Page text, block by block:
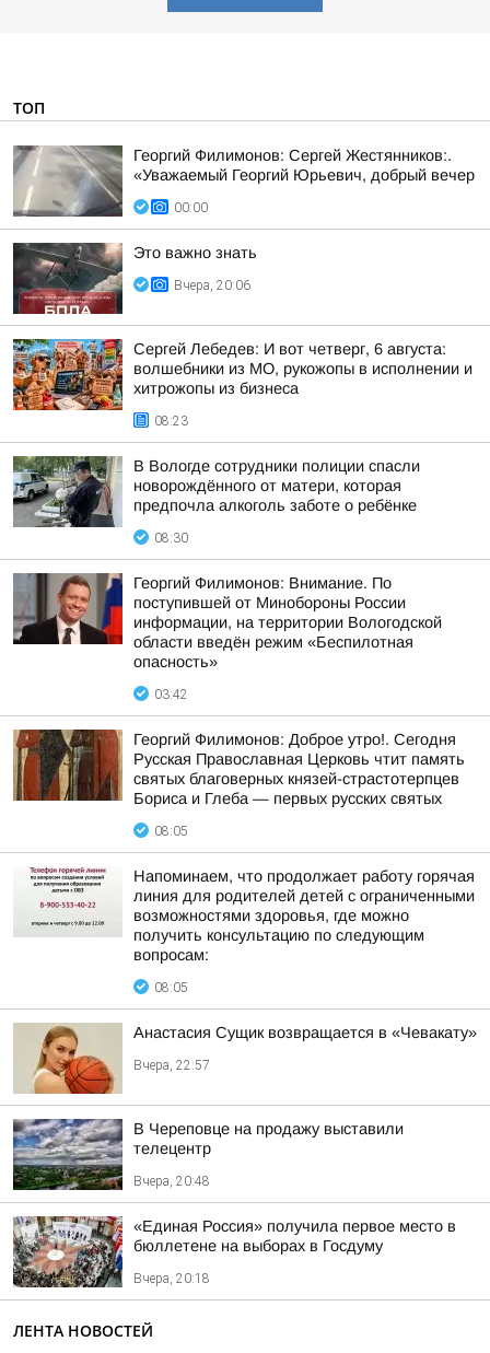
ТОП
Георгий Филимонов: Сергей Жестянников:.
«Уважаемый Георгий Юрьевич, добрый вечер
00:00
Это важно знать
Вчера, 20:06
Сергей Лебедев: И вот четверг, 6 августа:
волшебники из МО, рукожопы в исполнении и
хитрожопы из бизнеса
08:23
В Вологде сотрудники полиции спасли
новорождённого от матери, которая
предпочла алкоголь заботе о ребёнке
08:30
Георгий Филимонов: Внимание. По
поступившей от Минобороны России
информации, на территории Вологодской
области введён режим «Беспилотная
опасность»
03:42
Георгий Филимонов: Доброе утро!. Сегодня
Русская Православная Церковь чтит память
святых благоверных князей-страстотерпцев
Бориса и Глеба — первых русских святых
08:05
Напоминаем, что продолжает работу горячая
линия для родителей детей с ограниченными
возможностями здоровья, где можно
получить консультацию по следующим
вопросам:
08:05
Анастасия Сущик возвращается в «Чевакату»
Вчера, 22:57
В Череповце на продажу выставили
телецентр
Вчера, 20:48
«Единая Россия» получила первое место в
бюллетене на выборах в Госдуму
Вчера, 20:18
ЛЕНТА НОВОСТЕЙ